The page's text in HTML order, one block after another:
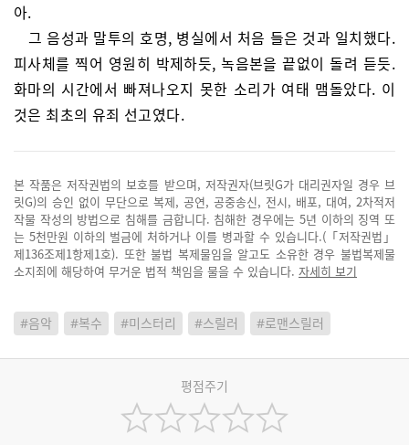
아.
그 음성과 말투의 호명, 병실에서 처음 들은 것과 일치했다.
피사체를 찍어 영원히 박제하듯, 녹음본을 끝없이 돌려 듣듯.
화마의 시간에서 빠져나오지 못한 소리가 여태 맴돌았다. 이
것은 최초의 유죄 선고였다.
본 작품은 저작권법의 보호를 받으며, 저작권자(브릿G가 대리권자일 경우 브
릿G)의 승인 없이 무단으로 복제, 공연, 공중송신, 전시, 배포, 대여, 2차적저
작물 작성의 방법으로 침해를 금합니다. 침해한 경우에는 5년 이하의 징역 또
는 5천만원 이하의 벌금에 처하거나 이를 병과할 수 있습니다.(「저작권법」
제136조제1항제1호). 또한 불법 복제물임을 알고도 소유한 경우 불법복제물
소지죄에 해당하여 무거운 법적 책임을 물을 수 있습니다. 자세히 보기
#음악 #복수 #미스터리 #스릴러 #로맨스릴러
평점주기